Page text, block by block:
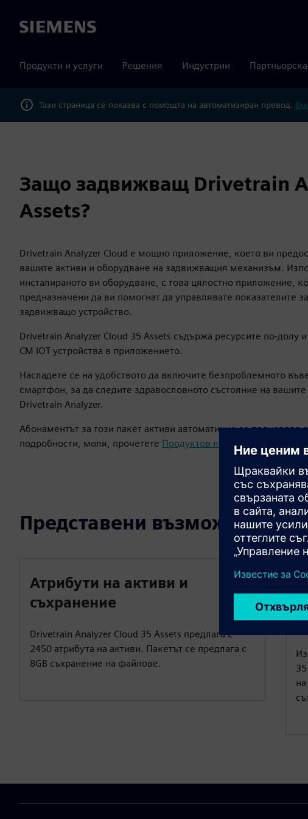
Siemens
Продукти и услуги Решения Индустрии
Тази страница се показва с помощта на автоматизиран превод.
Защо задвижващ Drivetrain
Assets?
Drivetrain Analyzer Cloud е мощно приложение, което ви
вашите активи и оборудване на задвижващия механизъм.
инсталираното ви оборудване, с това цялостно приложение,
предназначени да ви помогнат да управлявате показателите
задвижващо устройство.
Drivetrain Analyzer Cloud 35 Assets съдържа ресурсите по-долу
CM IOT устройства в приложението.
Насладете се на удобството да включите безпроблемното
смартфон, за да следите здравословното състояние на
Drivetrain Analyzer.
Абонаментът за този пакет активи автоматично се
подробности, моля, прочетете Продуктов лист .
Представени възможности
Атрибути на активи и
съхранение
Drivetrain Analyzer Cloud 35 Assets предлага с
2450 атрибута на активи. Пакетът се предлага с
8GB съхранение на файлове.